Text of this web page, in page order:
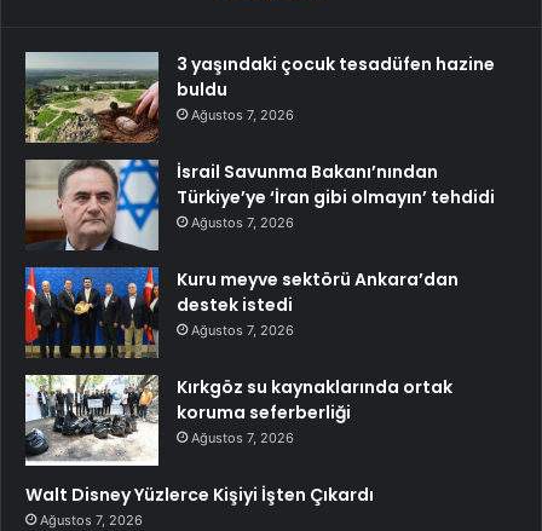
3 yaşındaki çocuk tesadüfen hazine
buldu
Ağustos 7, 2026
İsrail Savunma Bakanı’nından
Türkiye’ye ‘İran gibi olmayın’ tehdidi
Ağustos 7, 2026
Kuru meyve sektörü Ankara’dan
destek istedi
Ağustos 7, 2026
Kırkgöz su kaynaklarında ortak
koruma seferberliği
Ağustos 7, 2026
Walt Disney Yüzlerce Kişiyi İşten Çıkardı
Ağustos 7, 2026